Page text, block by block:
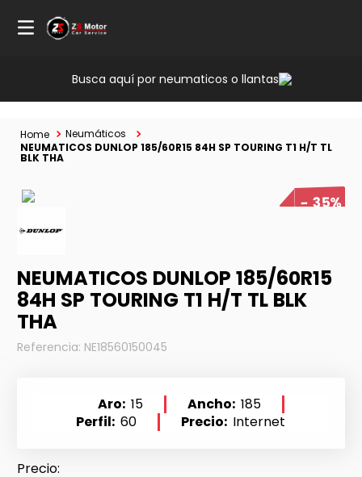
Busca aquí por neumaticos o llantas
Neumáticos
NEUMATICOS DUNLOP 185/60R15 84H SP TOURING T1 H/T TL
BLK THA
35%
NEUMATICOS DUNLOP 185/60R15
84H SP TOURING T1 H/T TL BLK
THA
Referencia: NE18560150045
Aro 15 Ancho 185
Perfil 60 Precio Internet